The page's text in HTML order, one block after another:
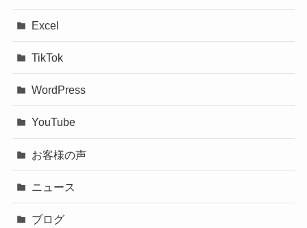
Excel
TikTok
WordPress
YouTube
お客様の声
ニュース
ブログ